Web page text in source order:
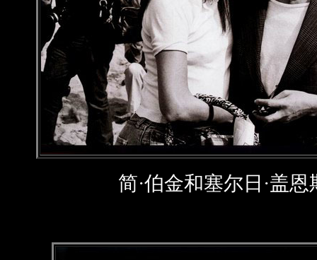
简·伯金和塞尔日·盖